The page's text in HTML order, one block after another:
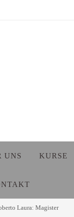
UNS KURSE
Laura: Magister